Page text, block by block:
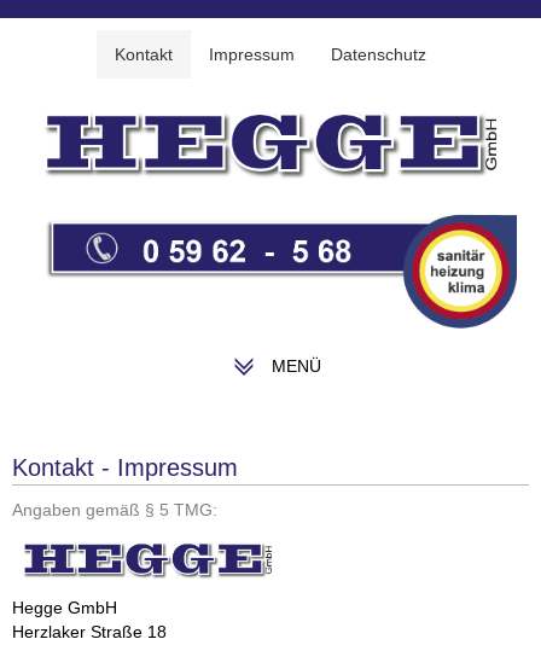
Kontakt Impressum Datenschutz
MENÜ
Kontakt - Impressum
Angaben gemäß § 5 TMG:
Hegge GmbH
Herzlaker Straße 18